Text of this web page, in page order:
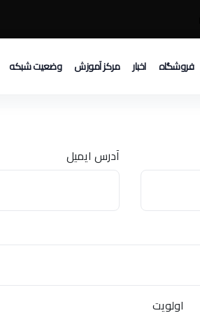
فروشگاه اخبار مرکز آموزش وضعیت شبکه
آدرس ایمیل
اولویت